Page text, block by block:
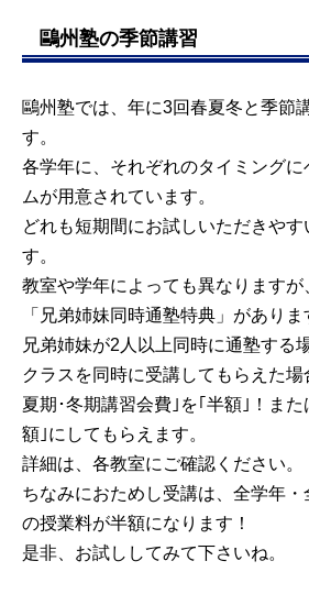
鷗州塾の季節講習
鷗州塾では、年に3回春夏冬と季節
す。
各学年に、それぞれのタイミングに
ムが用意されています。
どれも短期間にお試しいただきやす
す。
教室や学年によっても異なりますが
「兄弟姉妹同時通塾特典」がありま
兄弟姉妹が2人以上同時に通塾する
クラスを同時に受講してもらえた場
夏期･冬期講習会費｣を｢半額｣！ま
額｣にしてもらえます。
詳細は、各教室にご確認ください。
ちなみにおためし受講は、全学年
の授業料が半額になります！
是非、お試ししてみて下さいね。